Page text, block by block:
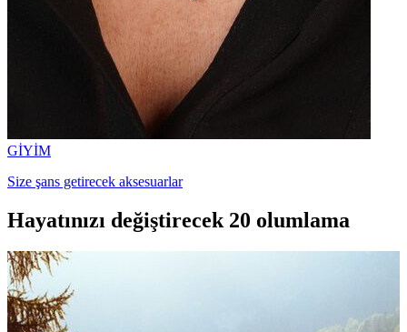
GİYİM
Size şans getirecek aksesuarlar
Hayatınızı değiştirecek 20 olumlama